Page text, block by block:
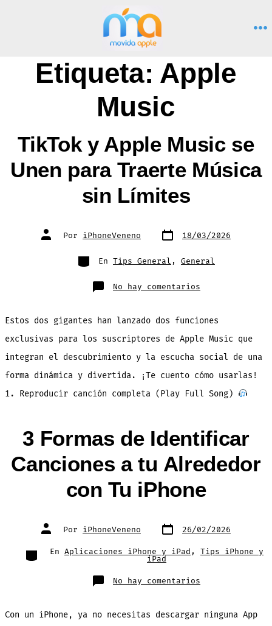
Etiqueta: Apple
Music
TikTok y Apple Music se
Unen para Traerte Música
sin Límites
Autor
de Por iPhoneVeneno Fecha
de 18/03/2026
Categorías
En Tips General , General
No hay comentarios
TikTok
se
para
Traerte
Música
sin
Estos dos gigantes han lanzado dos funciones
exclusivas para los suscriptores de Apple Music que
integran el descubrimiento y la escucha social de una
forma dinámica y divertida. ¡Te cuento cómo usarlas!
1. Reproducir canción completa (Play Full Song)
3 Formas de Identificar
Canciones a tu Alrededor
con Tu iPhone
Autor
de
entrada
Por iPhoneVeneno Fecha
de 26/02/2026
Categorías
En Aplicaciones iPhone y iPad , Tips iPhone y
iPad
No hay comentarios
3
Identificar
Canciones
Con un iPhone, ya no necesitas descargar ninguna App